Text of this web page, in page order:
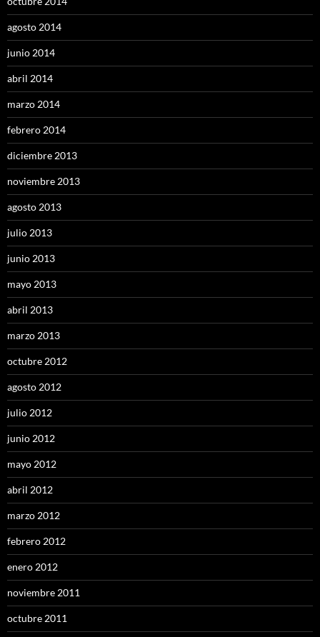
agosto 2014
junio 2014
abril 2014
marzo 2014
febrero 2014
diciembre 2013
noviembre 2013
agosto 2013
julio 2013
junio 2013
mayo 2013
abril 2013
marzo 2013
octubre 2012
agosto 2012
julio 2012
junio 2012
mayo 2012
abril 2012
marzo 2012
febrero 2012
enero 2012
noviembre 2011
octubre 2011